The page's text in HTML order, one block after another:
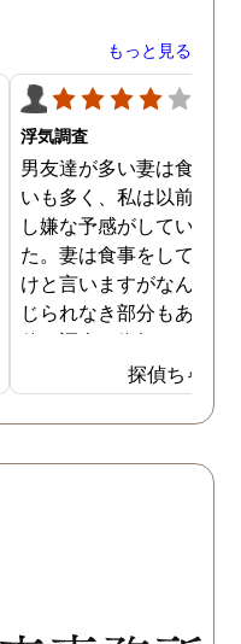
ましたが、真実を知るこ
ができて良かったです。
もっと見る
浮気調査
男友達が多い妻は食事の
いも多く、私は以前から
し嫌な予感がしていまし
た。妻は食事をしている
けと言いますがなんとも
じられなき部分もあり、
偵に調査を依頼しました
妻は定期的に男友達と食
に出かけているため、調
日は簡単に決めることが
果、妻が男友達と食事だ
した。想像以上に妻の浮
探偵ちゃん